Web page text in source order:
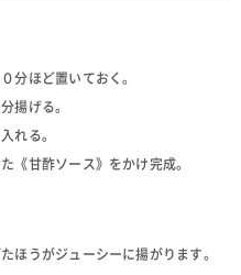
分ほど置いておく。
揚げる。
れる。
《甘酢ソース》をかけ完成。
ほうがジューシーに揚がります。